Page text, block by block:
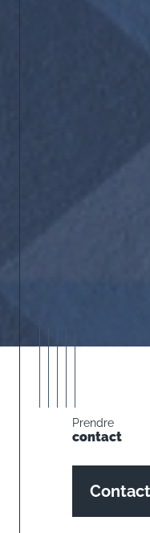
Prendre
contact
Contact